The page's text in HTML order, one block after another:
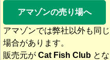
アマゾンの売り場へ
アマゾンでは弊社以外も同
場合があります。
販売元が Cat Fish Club と